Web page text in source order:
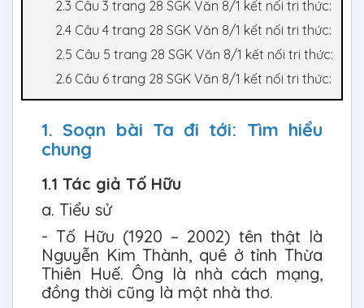
2.3 Câu 3 trang 28 SGK Văn 8/1 kết nối tri thức:
2.4 Câu 4 trang 28 SGK Văn 8/1 kết nối tri thức:
2.5 Câu 5 trang 28 SGK Văn 8/1 kết nối tri thức:
2.6 Câu 6 trang 28 SGK Văn 8/1 kết nối tri thức:
1. Soạn bài Ta đi tới: Tìm hiểu
chung
1.1 Tác giả Tố Hữu
a. Tiểu sử
- Tố Hữu (1920 – 2002) tên thật là
Nguyễn Kim Thành, quê ở tỉnh Thừa
Thiên Huế. Ông là nhà cách mạng,
đồng thời cũng là một nhà thơ.